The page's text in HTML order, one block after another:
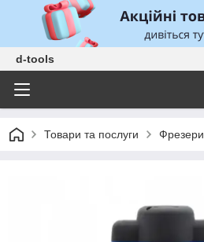
d-tools
Товари та послуги Фрезери